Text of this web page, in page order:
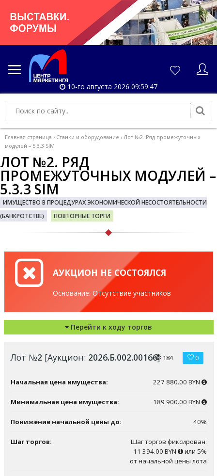
10-го августа 2026 09:59:47
Главная страница › Станки и оборудование › Лот №2. Ряд промежуточных
модулей – 5.3.3 SIM
ЛОТ №2. РЯД
ПРОМЕЖУТОЧНЫХ МОДУЛЕЙ –
5.3.3 SIM
ИМУЩЕСТВО В ПРОЦЕДУРАХ ЭКОНОМИЧЕСКОЙ НЕСОСТОЯТЕЛЬНОСТИ
(БАНКРОТСТВЕ)
ПОВТОРНЫЕ ТОРГИ
АУКЦИОН НЕ СОСТОЯЛСЯ
Основание: Отсутствие участников
Перейти к ходу торгов
Лот №2 [Аукцион: 2026.Б.002.00166] 184 0
Начальная цена имущества: 227 880.00 BYN
Минимальная цена имущества: 189 900.00 BYN
Понижение начальной цены до: 40%
Шаг торгов:
Шаг торгов фиксирован:
11 394.00 BYN
или 5%
от начальной цены лота